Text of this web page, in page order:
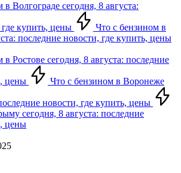
Волгограде сегодня, 8 августа:
купить, цены
Что с бензином в
последние новости, где купить, цены
Ростове сегодня, 8 августа: последние
цены Что с бензином в Воронеже
новости, где купить, цены
сегодня, 8 августа: последние
цены